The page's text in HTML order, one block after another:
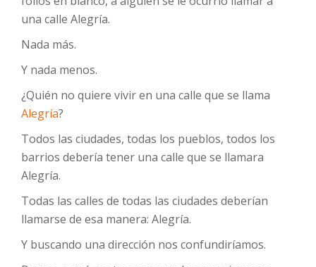
una calle Alegría.
Nada más.
Y nada menos.
¿Quién no quiere vivir en una calle que se llama
Alegría?
Todos las ciudades, todas los pueblos, todos los
barrios debería tener una calle que se llamara
Alegría.
Todas las calles de todas las ciudades deberían
llamarse de esa manera: Alegría.
Y buscando una dirección nos confundiríamos.